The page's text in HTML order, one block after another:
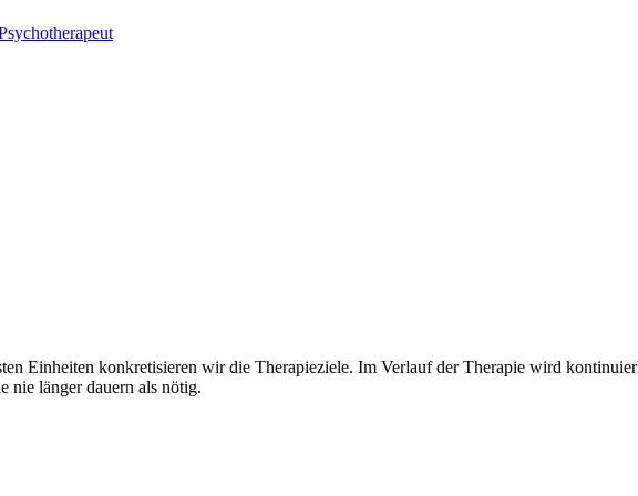
Einheiten konkretisieren wir die Therapieziele. Im Verlauf der Therapie wird
nie länger dauern als nötig.